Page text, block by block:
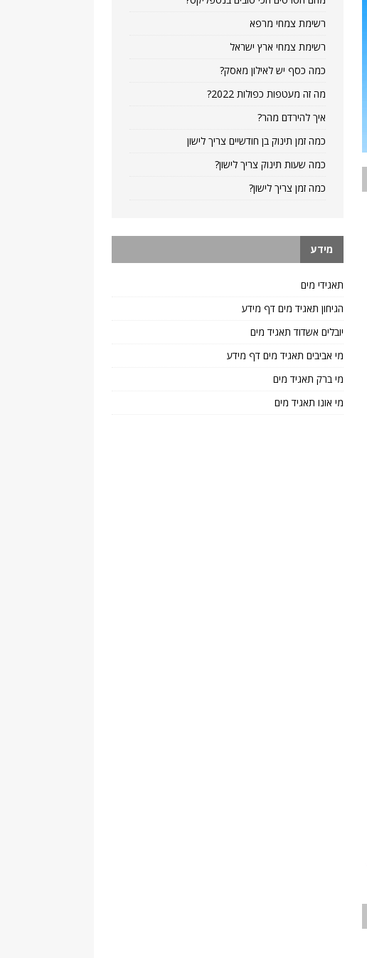
רשימת צמחי מרפא
רשימת צמחי ארץ ישראל
כמה כסף יש לאילון מאסק?
מה זה מעטפות כפולות 2022?
איך להירדם מהר?
כמה זמן תינוק בן חודשיים צריך לישון
כמה שעות תינוק צריך לישון?
כמה זמן צריך לישון?
מידע
תאגידי מים
הגיחון תאגיד מים דף מידע
יובלים אשדוד תאגיד מים
מי אביבים תאגיד מים דף מידע
מי ברק תאגיד מים
מי אונו תאגיד מים